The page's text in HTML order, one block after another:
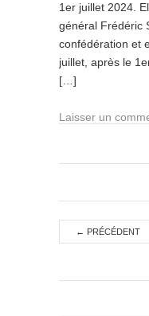
1er juillet 2024.
général Frédéric
confédération et
juillet, après le
[…]
Laisser un
← PRÉCÉDENT